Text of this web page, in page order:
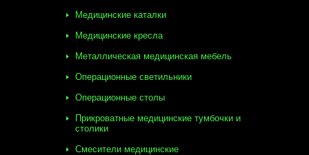
Медицинские каталки
Медицинские кресла
Металлическая медицинская мебель
Операционные светильники
Операционные столы
Прикроватные медицинские тумбочки и
столики
Смесители медицинские